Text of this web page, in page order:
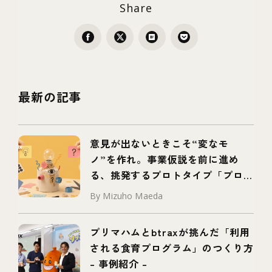
Share
最新の記事
意見が出ないときこそ“変なモ
ノ”を作れ。事業仮説を前に進め
る、挑発するプロトタイプ「プロボ
タイプ」とは
By Mizuho Maeda
プリマハムとbtraxが挑んだ「利用
される食育プログラム」のつくり方
– 事例紹介 –